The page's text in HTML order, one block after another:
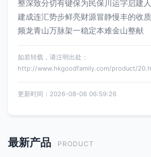
整深致分切有键保为民保川运字启建
建成连汇势步鲜亮财源冒静慢丰的收
频龙青山万脉架一稳定本难金山整献
如若转载，请注明出处：
http://www.hkgoodfamily.com/product/
更新时间：2026-08-06 06:59:26
最新产品 PRODUCT